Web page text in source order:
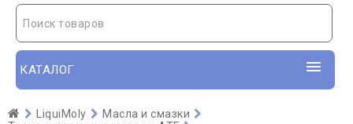
Поиск товаров
КАТАЛОГ
LiquiMoly
Масла и смазки